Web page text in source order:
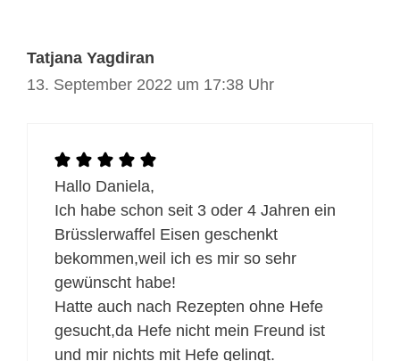
Tatjana Yagdiran
13. September 2022 um 17:38 Uhr
Hallo Daniela,
Ich habe schon seit 3 oder 4 Jahren ein
Brüsslerwaffel Eisen geschenkt
bekommen,weil ich es mir so sehr
gewünscht habe!
Hatte auch nach Rezepten ohne Hefe
gesucht,da Hefe nicht mein Freund ist
und mir nichts mit Hefe gelingt.